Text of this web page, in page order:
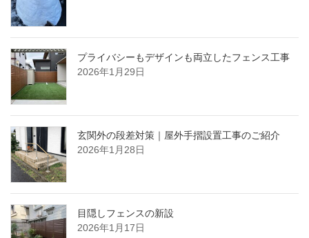
プライバシーもデザインも両立したフェンス工事
2026年1月29日
玄関外の段差対策｜屋外手摺設置工事のご紹介
2026年1月28日
目隠しフェンスの新設
2026年1月17日